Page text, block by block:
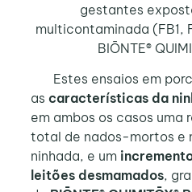
gestantes
multicontaminada (FB1,
BIŌNTE®
Estes ensaios em
as características da
em ambos os casos uma
total de nados-mortos e
ninhada, e um
leitões desmamados,